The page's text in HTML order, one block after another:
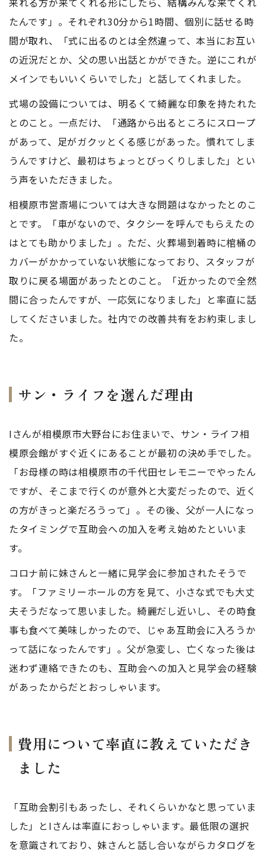
たんです」。それぞれ30分から1時間、個別に話せる時
間が取れ、「式に出るのとは全然違って、本当にお互い
の近況だとか、父の思い出話とかができた。逆にこれが
メインでもいいくらいでした」と話してくれました。
式場の設備については、明るくて綺麗な印象を持たれた
とのこと。一点だけ、「通路から出るところにスロープ
があって、足がガクッとくる感じがあった。慣れてしま
うんですけど、最初はちょっとびっくりしました」とい
う声をいただきました。
相模原市営斎場については大きな問題はなかったとのこ
とです。「車がないので、タクシーを呼んでもらえたの
はとても助かりました」。ただ、火葬場到着時に棺桶の
カバーがかかっていない状態になっており、スタッフが
取りに戻る場面があったとのこと。「近かったので全然
間に合ったんですが、一応気になりました」と率直に話
してくださいました。社内での改善共有をお約束しまし
た。
サン・ライフを選んだ理由
Iさんが相模原市大野台にお住まいで、サン・ライフ相
模原会館がすぐ近くにあることが最初の決め手でした。
「お母様の時は相模原市の千代田セレモニーでやったん
ですが、そこまで行くのが意外と大変だったので、近く
の方がきっと楽だろうって」。その後、父が一人になっ
たタイミングで互助会への加入を考え始めたといいま
す。
コロナ前に妹さんと一緒に見学会に参加されたそうで
す。「ファミリーホールの方を見て、小さな式でも大丈
夫そうだなって思いました。綺麗だし近いし、その時食
事も食べて美味しかったので、じゃあ互助会に入ろうか
って話になったんです」。父が急変し、亡くなった後は
迷わず連絡できたのも、互助会への加入と見学会の経験
があったからだとおっしゃいます。
費用について率直に教えていただき
ました
「互助会割引もあったし、それくらいかなと思っていま
した」とIさんは率直におっしゃいます。最低限の選択
を意識されており、妹さんと話し合いながらカタログを